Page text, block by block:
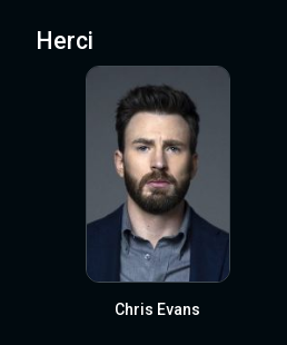
Herci
Chris Evans